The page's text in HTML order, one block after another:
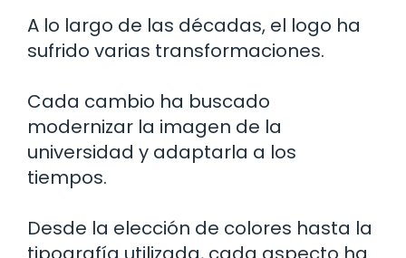
A lo largo de las décadas, el logo ha
sufrido varias transformaciones.
Cada cambio ha buscado
modernizar la imagen de la
universidad y adaptarla a los
tiempos.
Desde la elección de colores hasta la